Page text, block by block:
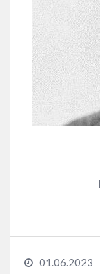
01.06.2023